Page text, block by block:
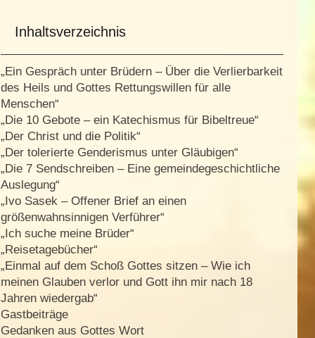
Inhaltsverzeichnis
„Ein Gespräch unter Brüdern – Über die Verlierbarkeit
des Heils und Gottes Rettungswillen für alle
Menschen“
„Die 10 Gebote – ein Katechismus für Bibeltreue“
„Der Christ und die Politik“
„Der tolerierte Genderismus unter Gläubigen“
„Die 7 Sendschreiben – Eine gemeindegeschichtliche
Auslegung“
„Ivo Sasek – Offener Brief an einen
größenwahnsinnigen Verführer“
„Ich suche meine Brüder“
„Reisetagebücher“
„Einmal auf dem Schoß Gottes sitzen – Wie ich
meinen Glauben verlor und Gott ihn mir nach 18
Jahren wiedergab“
Gastbeiträge
Gedanken aus Gottes Wort